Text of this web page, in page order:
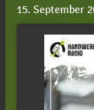
15. September